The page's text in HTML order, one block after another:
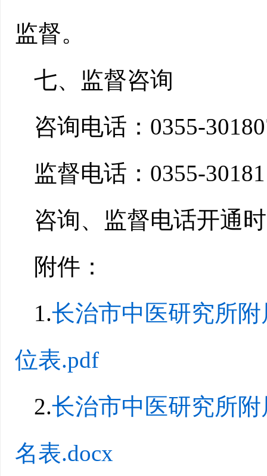
监督。
七、监督咨询
咨询电话：0355-
监督电话：0355-
咨询、监督电话开通
附件：
1.长治市中医研究所
位表.pdf
2.长治市中医研究所
名表.docx